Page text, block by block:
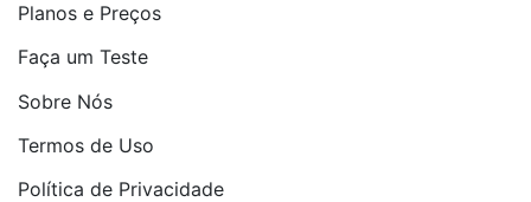
Planos e Preços
Faça um Teste
Sobre Nós
Termos de Uso
Política de Privacidade